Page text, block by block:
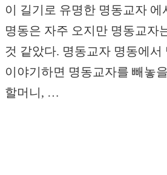
이 길기로 유명한 명동교자 에
명동은 자주 오지만 명동교자
것 같았다. 명동교자 명동에서
이야기하면 명동교자를 빼놓
할머니, …